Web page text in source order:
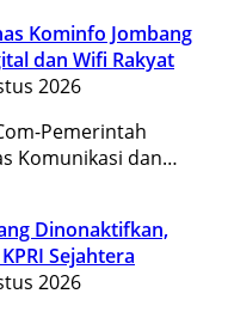
Kominfo Jombang
dan Wifi Rakyat
2026
Pemerintah
Komunikasi dan…
Dinonaktifkan,
Sejahtera
2026